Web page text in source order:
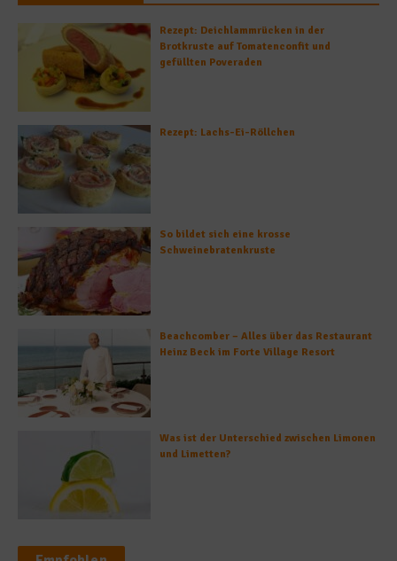
Rezept: Deichlammrücken in der
Brotkruste auf Tomatenconfit und
gefüllten Poveraden
Rezept: Lachs-Ei-Röllchen
So bildet sich eine krosse
Schweinebratenkruste
Beachcomber – Alles über das Restaurant
Heinz Beck im Forte Village Resort
Was ist der Unterschied zwischen Limonen
und Limetten?